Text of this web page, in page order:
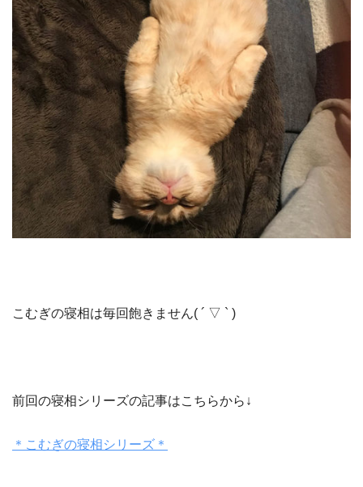
こむぎの寝相は毎回飽きません( ´ ▽ ` )
前回の寝相シリーズの記事はこちらから↓
＊こむぎの寝相シリーズ＊